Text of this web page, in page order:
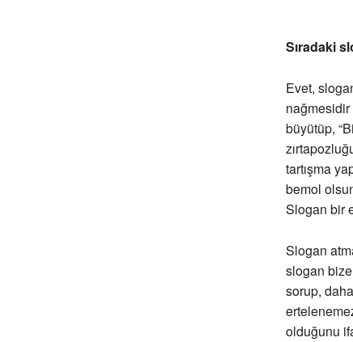
Sıradaki
Evet,
nağmesidir
büyütüp,
tartışma
bemol
Slogan bir
Slogan
slogan bize
sorup,
olduğunu